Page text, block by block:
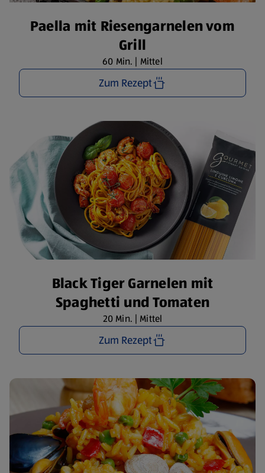
Paella mit Riesengarnelen vom
Grill
60 Min. | Mittel
Zum Rezept
Black Tiger Garnelen mit
Spaghetti und Tomaten
20 Min. | Mittel
Zum Rezept